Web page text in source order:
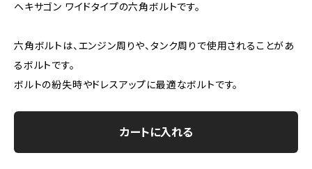
ヘキサゴン ワイドタイプの六角ボルトです。
六角ボルトは、エンジン周りや、タンク周りで使用されることがあ
るボルトです。
ボルトの紛失時やドレスアップに最適なボルトです。
カートに入れる